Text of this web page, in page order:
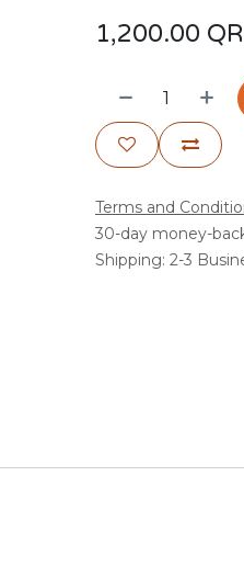
1,200.00 QR
Terms and
30-day money-
Shipping: 2-3